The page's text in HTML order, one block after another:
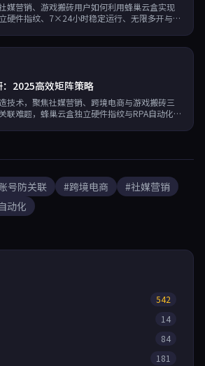
媒营销、游戏搬砖用户如何利用蜂巢云盒实现
硬件指纹、7×24小时稳定运行、无限多开与
2025高效矩阵策略
技术，聚焦社媒营销、跨境电商与游戏搬砖三
联难题，蜂巢云盒独立硬件指纹与RPA自动化，
号防关联 #跨境电商
#社媒营销
动化
542
14
84
181